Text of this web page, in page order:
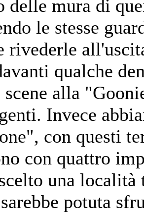
delle mura di
le stesse
rivederle
qualche
alla
Invece
con questi
con quattro
una
potuta